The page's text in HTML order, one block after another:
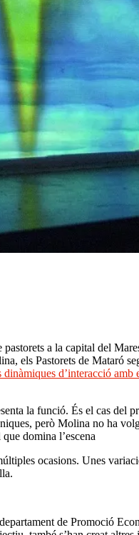
a la capital del
els Pastorets de Mataró
dinàmiques d’interacció amb
la funció. És el cas del
però Molina no ha
domina l’escena
ocasions. Unes
de Promoció